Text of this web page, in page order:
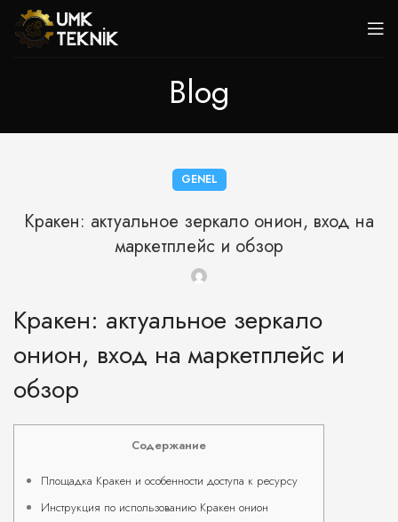
Blog
GENEL
Кракен: актуальное зеркало онион, вход на
маркетплейс и обзор
Кракен: актуальное зеркало
онион, вход на маркетплейс и
обзор
Содержание
Площадка Кракен и особенности доступа к ресурсу
Инструкция по использованию Кракен онион